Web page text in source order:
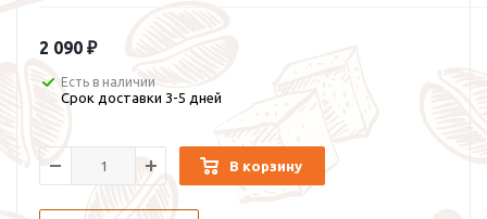
2 090 ₽
Есть в наличии
Срок доставки 3-5 дней
В корзину